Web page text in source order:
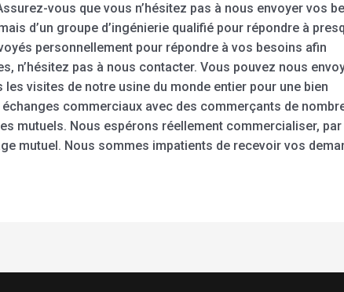
vous que vous n’hésitez pas à nous envoyer vos
d’un groupe d’ingénierie qualifié pour répondre à
personnellement pour répondre à vos besoins afin
n’hésitez pas à nous contacter. Vous pouvez nous
visites de notre usine du monde entier pour une bien
commerciaux avec des commerçants de
mutuels. Nous espérons réellement commercialiser, par
mutuel. Nous sommes impatients de recevoir vos